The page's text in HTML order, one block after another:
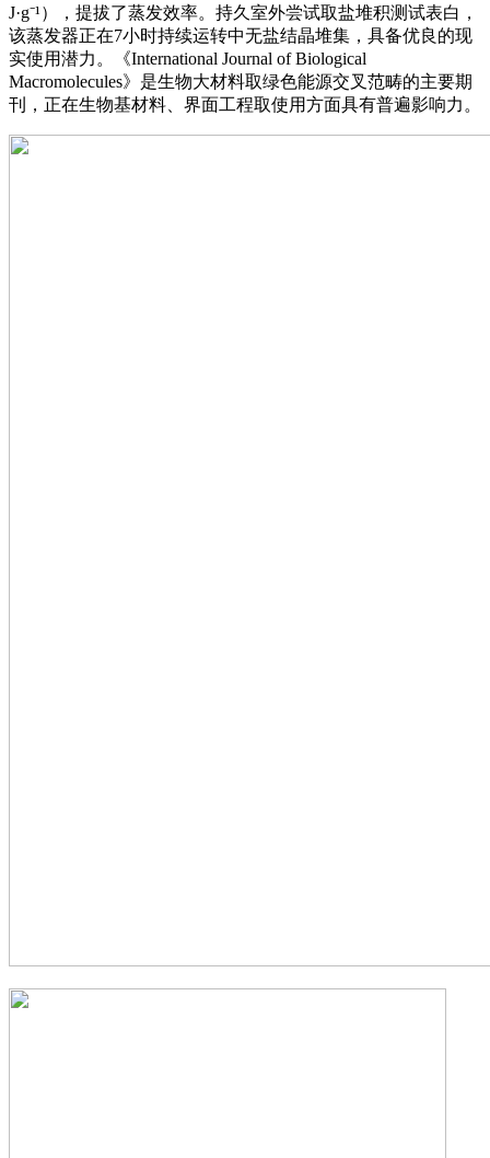
J·g⁻¹），提拔了蒸发效率。持久室外尝试取盐堆积测试表白，
该蒸发器正在7小时持续运转中无盐结晶堆集，具备优良的现
实使用潜力。《International Journal of Biological
Macromolecules》是生物大材料取绿色能源交叉范畴的主要期
刊，正在生物基材料、界面工程取使用方面具有普遍影响力。